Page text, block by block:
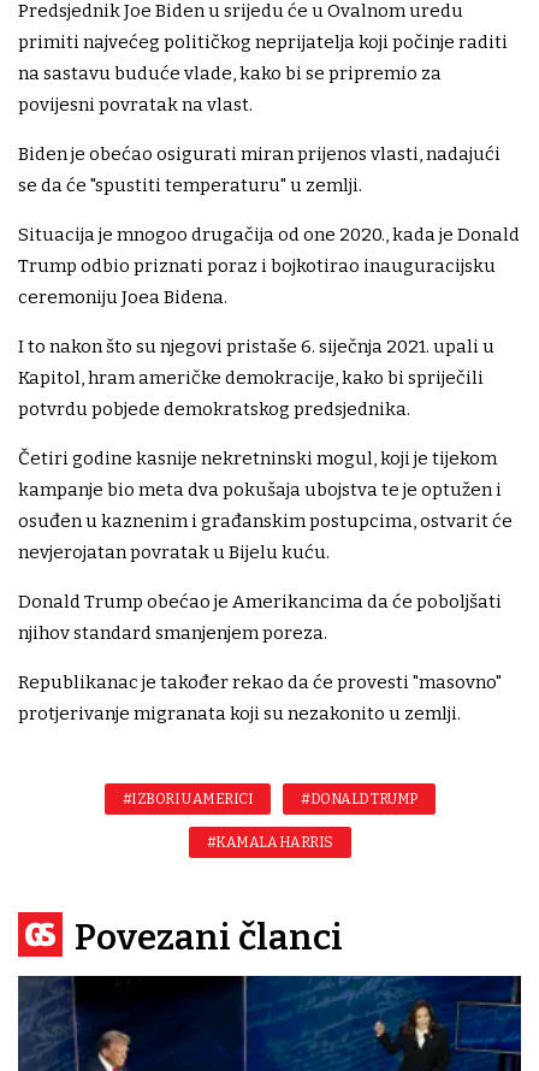
Predsjednik Joe Biden u srijedu će u Ovalnom uredu
primiti najvećeg političkog neprijatelja koji počinje raditi
na sastavu buduće vlade, kako bi se pripremio za
povijesni povratak na vlast.
Biden je obećao osigurati miran prijenos vlasti, nadajući
se da će "spustiti temperaturu" u zemlji.
Situacija je mnogoo drugačija od one 2020., kada je Donald
Trump odbio priznati poraz i bojkotirao inauguracijsku
ceremoniju Joea Bidena.
I to nakon što su njegovi pristaše 6. siječnja 2021. upali u
Kapitol, hram američke demokracije, kako bi spriječili
potvrdu pobjede demokratskog predsjednika.
Četiri godine kasnije nekretninski mogul, koji je tijekom
kampanje bio meta dva pokušaja ubojstva te je optužen i
osuđen u kaznenim i građanskim postupcima, ostvarit će
nevjerojatan povratak u Bijelu kuću.
Donald Trump obećao je Amerikancima da će poboljšati
njihov standard smanjenjem poreza.
Republikanac je također rekao da će provesti "masovno"
protjerivanje migranata koji su nezakonito u zemlji.
#IZBORI U AMERICI #DONALD TRUMP
#KAMALA HARRIS
Povezani članci